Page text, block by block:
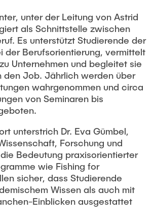
unter der Leitung von Astrid
als Schnittstelle zwischen
Es unterstützt Studierende der
der Berufsorientierung, vermittelt
Unternehmen und begleitet sie
den Job. Jährlich werden über
wahrgenommen und circa
von Seminaren bis
unterstrich Dr. Eva Gümbel,
Forschung und
Bedeutung praxisorientierter
wie Fishing for
sicher, dass Studierende
Wissen als auch mit
Einblicken ausgestattet